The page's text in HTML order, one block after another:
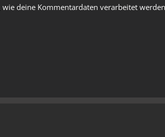
wie deine Kommentardaten verarbeitet